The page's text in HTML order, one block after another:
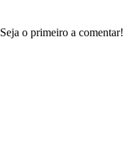
Seja o primeiro a comentar!